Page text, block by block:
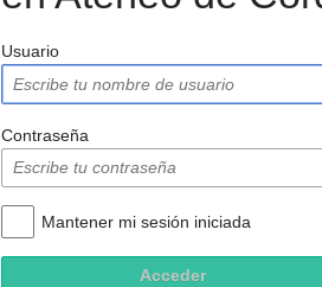
Usuario
Contraseña
Mantener mi sesión iniciada